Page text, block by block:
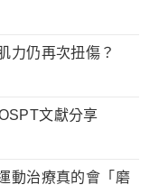
力仍再次扭傷？
文獻分享
動治療真的會「磨